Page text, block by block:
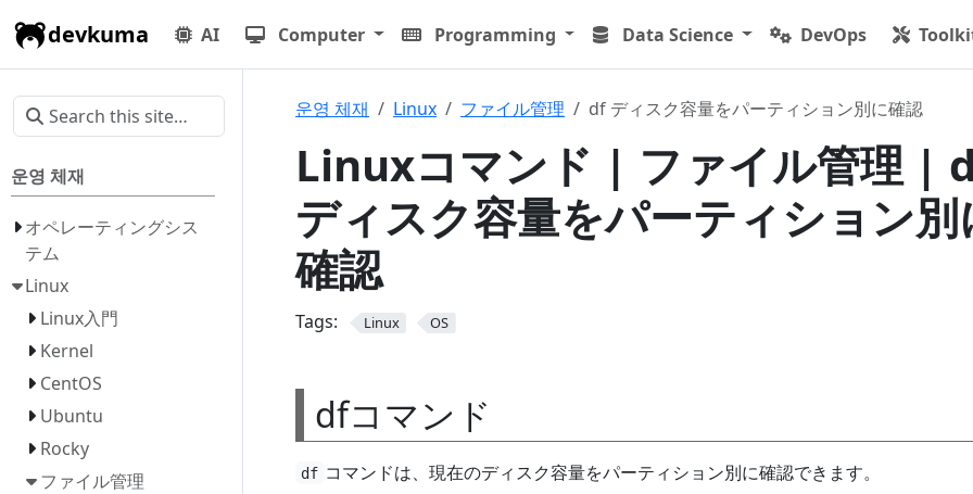
devkuma AI Computer Programming Data Science DevOps
운영 체재
オペレーティングシス
テム
Linux
Linux入門
Kernel
CentOS
Ubuntu
Rocky
ファイル管理
운영 체재 Linux ファイル管理 df ディスク容量をパーティション別に確認
Linuxコマンド | ファイル管理 |
ディスク容量をパーティション別
確認
Tags: Linux OS
dfコマンド
df コマンドは、現在のディスク容量をパーティション別に確認できます。